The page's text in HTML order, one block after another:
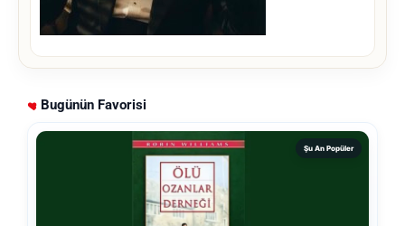
Bugünün Favorisi
Şu An Popüler